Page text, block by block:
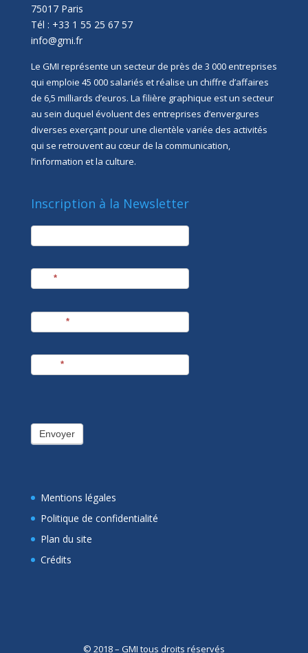
75017 Paris
Tél : +33 1 55 25 67 57
info@gmi.fr
Le GMI représente un secteur de près de 3 000 entreprises
qui emploie 45 000 salariés et réalise un chiffre d’affaires
de 6,5 milliards d’euros. La filière graphique est un secteur
au sein duquel évoluent des entreprises d’envergures
diverses exerçant pour une clientèle variée des activités
qui se retrouvent au cœur de la communication,
l’information et la culture.
Inscription à la Newsletter
newsletter
*
*
*
Envoyer
Mentions légales
Politique de confidentialité
Plan du site
Crédits
© 2018 – GMI tous droits réservés